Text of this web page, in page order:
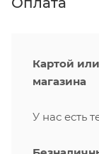
Картой
магазина
У нас есть